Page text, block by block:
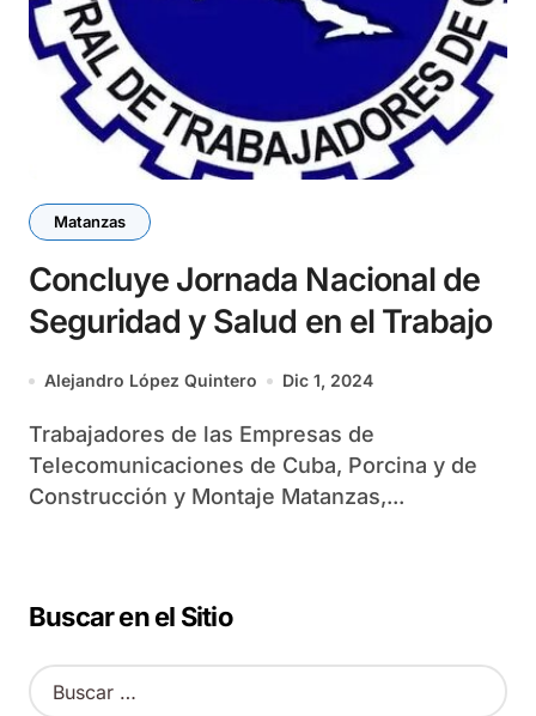
Matanzas
Concluye Jornada Nacional de
Seguridad y Salud en el Trabajo
Alejandro López Quintero Dic 1, 2024
Trabajadores de las Empresas de
Telecomunicaciones de Cuba, Porcina y de
Construcción y Montaje Matanzas,...
Buscar en el Sitio
B
u